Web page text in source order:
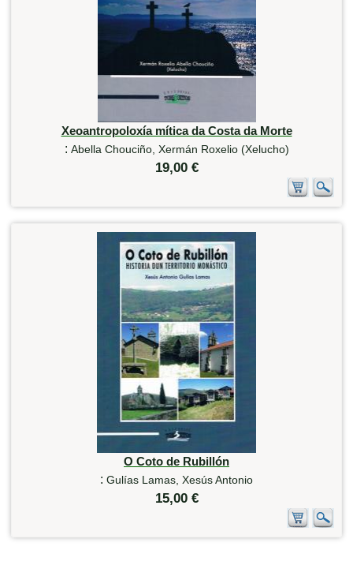
Xeoantropoloxía mítica da Costa da Morte
: Abella Chouciño, Xermán Roxelio (Xelucho)
19,00 €
O Coto de Rubillón
: Gulías Lamas, Xesús Antonio
15,00 €